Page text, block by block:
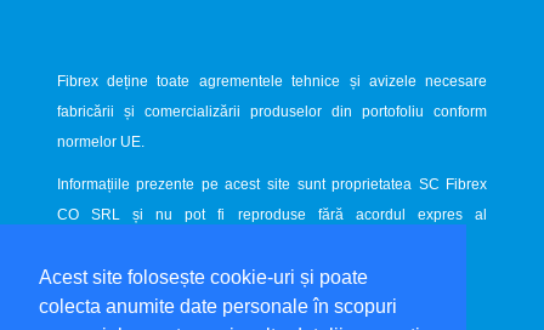
Acest site folosește cookie-uri și poate
colecta anumite date personale în scopuri
Fibrex deține toate agrementele tehnice și avizele necesare
fabricării și comercializării produselor din portofoliu conform
normelor UE.
Informațiile prezente pe acest site sunt proprietatea SC Fibrex
CO SRL și nu pot fi reproduse fără acordul expres al
Website dezvoltat deLiveCOM